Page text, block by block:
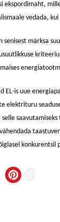
ekspordimaht,
vedada,
senisest märksa
EL-is uue
elektrituru